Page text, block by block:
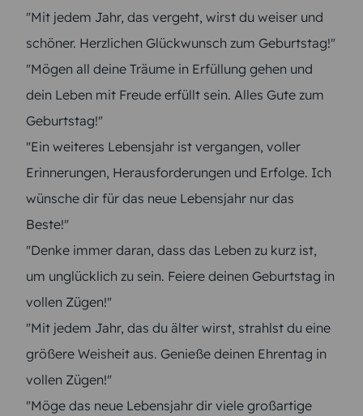
"Mit jedem Jahr, das vergeht, wirst du weiser und
schöner. Herzlichen Glückwunsch zum Geburtstag!"
"Mögen all deine Träume in Erfüllung gehen und
dein Leben mit Freude erfüllt sein. Alles Gute zum
Geburtstag!"
"Ein weiteres Lebensjahr ist vergangen, voller
Erinnerungen, Herausforderungen und Erfolge. Ich
wünsche dir für das neue Lebensjahr nur das
Beste!"
"Denke immer daran, dass das Leben zu kurz ist,
um unglücklich zu sein. Feiere deinen Geburtstag in
vollen Zügen!"
"Mit jedem Jahr, das du älter wirst, strahlst du eine
größere Weisheit aus. Genieße deinen Ehrentag in
vollen Zügen!"
"Möge das neue Lebensjahr dir viele großartige